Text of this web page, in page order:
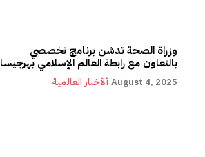
وزراة الصحة تدشن برنامج تخصصي
بالتعاون مع رابطة العالم الإسلامي بهرجيسا
ألأخبار العالمية August 4, 2025